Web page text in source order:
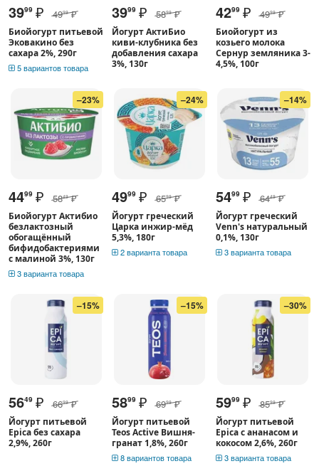
3999 ₽ 4999 ₽
Биойогурт питьевой
Эковакино без
сахара 2%, 290г
5 вариантов товара
3999 ₽ 5899 ₽
Йогурт АктиБио
киви-клубника без
добавления сахара
3%, 130г
4299 ₽ 4999 ₽
Биойогурт из
козьего молока
Сернур земляника 3-
4,5%, 100г
–23%
4499 ₽ 5849 ₽
Биойогурт Актибио
безлактозный
обогащённый
бифидобактериями
с малиной 3%, 130г
3 варианта товара
–24%
4999 ₽ 6599 ₽
Йогурт греческий
Царка инжир-мёд
5,3%, 180г
2 варианта товара
–14%
5499 ₽ 6449 ₽
Йогурт греческий
Venn's натуральный
0,1%, 130г
3 варианта товара
–15%
5649 ₽ 6699 ₽
Йогурт питьевой
Epica без сахара
2,9%, 260г
–15%
5899 ₽ 6999 ₽
Йогурт питьевой
Teos Active Вишня-
гранат 1,8%, 260г
8 вариантов товара
–30%
5999 ₽ 8599 ₽
Йогурт питьевой
Epica с ананасом и
кокосом 2,6%, 260г
3 варианта товара